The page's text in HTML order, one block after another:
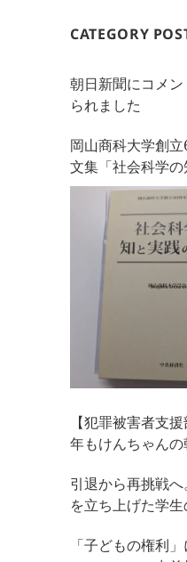
CATEGORY
朝日新聞にコメ
られました
岡山商科大学創
文集「社会科学
流」を刊行しまし
【犯罪被害者支
年もけんちゃん
引退から再挑戦
を立ち上げた学
「子どもの権利